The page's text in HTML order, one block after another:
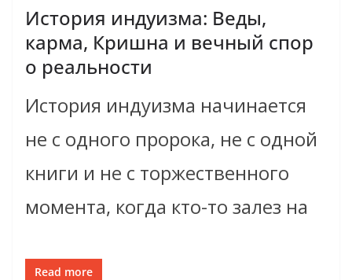
История индуизма: Веды,
карма, Кришна и вечный спор
о реальности
История индуизма начинается
не с одного пророка, не с одной
книги и не с торжественного
момента, когда кто-то залез на
Read more